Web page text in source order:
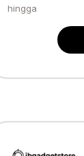
hingga